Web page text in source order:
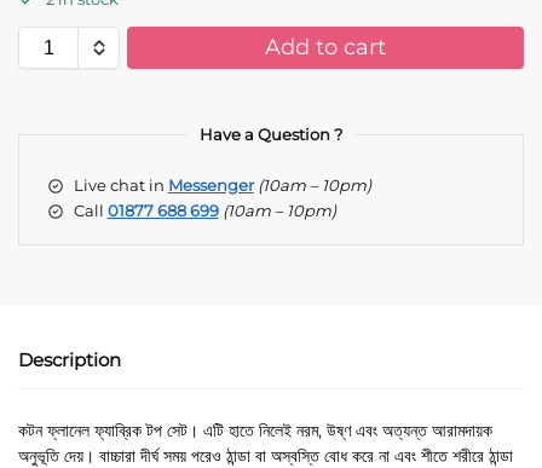
Add to cart
e
Have a Question ?
Live chat in Messenger (10am – 10pm)
Call 01877 688 699 (10am – 10pm)
Description
কটন ফ্লানেল ফ্যাব্রিক টপ সেট। এটি হাতে নিলেই নরম, উষ্ণ এবং অত্যন্ত আরামদায়ক
অনুভূতি দেয়। বাচ্চারা দীর্ঘ সময় পরেও ঠান্ডা বা অস্বস্তি বোধ করে না এবং শীতে শরীরে ঠান্ডা